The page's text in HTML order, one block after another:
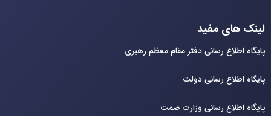
لینک های مفید
پایگاه اطلاع رسانی دفتر مقام معظم رهبری
پایگاه اطلاع رسانی دولت
پایگاه اطلاع رسانی وزارت صمت